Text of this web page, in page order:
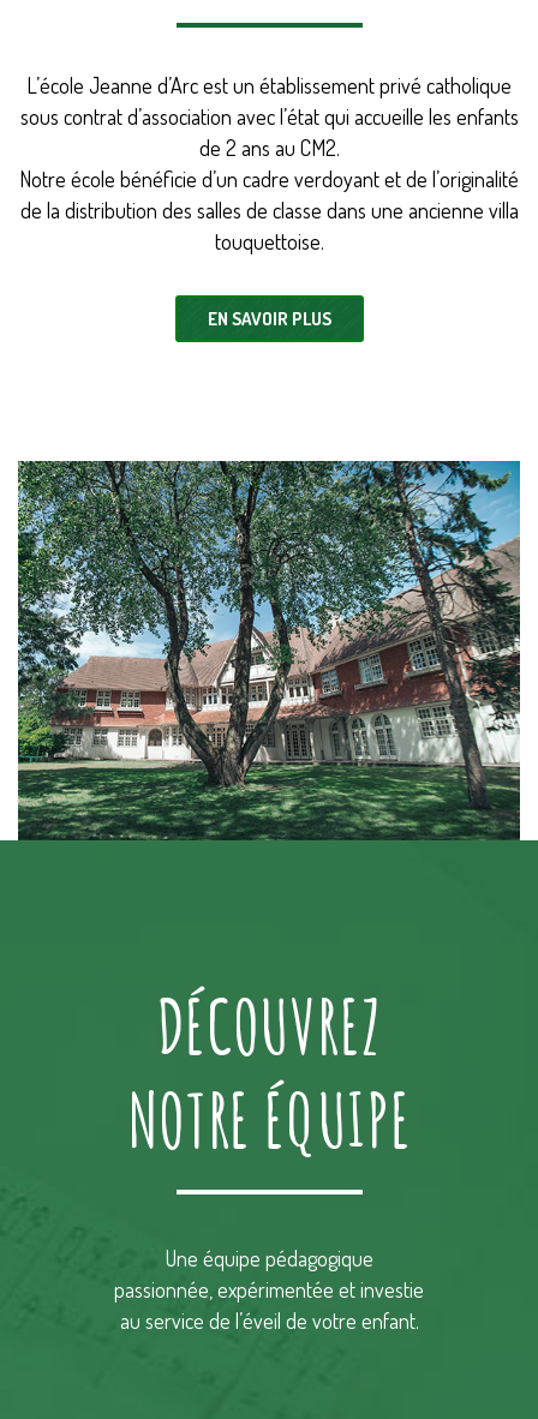
L’école Jeanne d’Arc est un établissement privé catholique
sous contrat d’association avec l’état qui accueille les enfants
de 2 ans au CM2.
Notre école bénéficie d’un cadre verdoyant et de l’originalité
de la distribution des salles de classe dans une ancienne villa
touquettoise.
EN SAVOIR PLUS
DÉCOUVREZ
NOTRE ÉQUIPE
Une équipe pédagogique
passionnée, expérimentée et investie
au service de l’éveil de votre enfant.